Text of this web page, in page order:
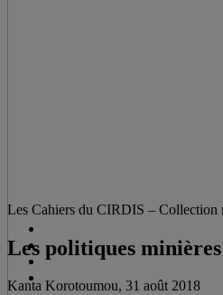
Les Cahiers du CIRDIS – Collection
Les politiques
Kanta Korotoumou, 31 août 2018